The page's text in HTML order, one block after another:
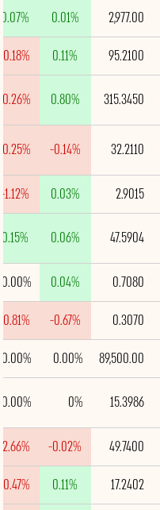
2,977.00
0.01%
0.07%
95.2100
0.11%
-0.18%
315.3450
0.80%
32.2110
-0.14%
2.9015
0.03%
-1.12%
47.5904
0.06%
0.15%
0.7080
0.04%
0.00%
0.3070
-0.67%
-0.81%
89,500.00
0.00%
0.00%
15.3986
0%
0.00%
49.7400
-0.02%
-2.66%
17.2402
0.11%
-0.47%